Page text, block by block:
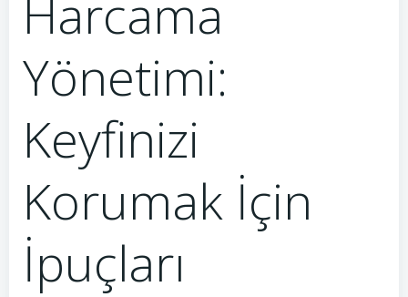
Harcama
Yönetimi:
Keyfinizi
Korumak İçin
İpuçları